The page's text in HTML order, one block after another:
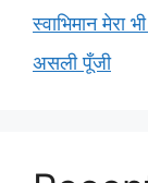
स्वाभिमान मेरा
असली पूँजी